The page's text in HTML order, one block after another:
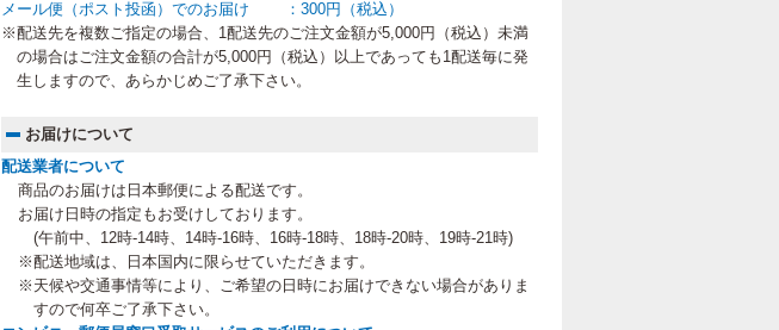
メール便（ポスト投函）でのお届け ：300円（税込）
※配送先を複数ご指定の場合、1配送先のご注文金額が5,000円（税込）未満
の場合はご注文金額の合計が5,000円（税込）以上であっても1配送毎に発
生しますので、あらかじめご了承下さい。
お届けについて
配送業者について
商品のお届けは日本郵便による配送です。
お届け日時の指定もお受けしております。
(午前中、12時-14時、14時-16時、16時-18時、18時-20時、19時-21時)
※配送地域は、日本国内に限らせていただきます。
※天候や交通事情等により、ご希望の日時にお届けできない場合がありま
すので何卒ご了承下さい。